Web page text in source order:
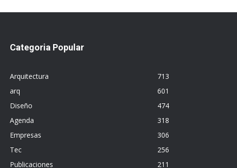
Categoria Popular
Arquitectura
713
arq
601
Diseño
474
Agenda
318
Empresas
306
Tec
256
Publicaciones
211